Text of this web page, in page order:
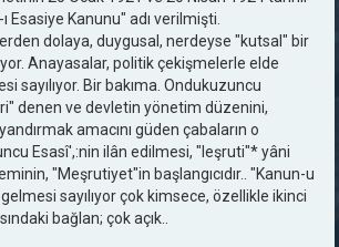
Esasiye Kanunu" adı verilmişti.
dolaya, duygusal, nerdeyse "kutsal" bir
Anayasalar, politik çekişmelerle elde
sayılıyor. Bir bakıma. Ondukuzuncu
denen ve devletin yönetim düzenini,
amacını güden çabaların o
Esasî',:nin ilân edilmesi, "leşruti"* yâni
"Meşrutiyet"in başlangıcıdır.. "Kanun-u
sayılıyor çok kimsece, özellikle ikinci
bağlan; çok açık..